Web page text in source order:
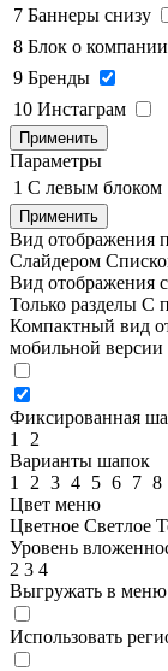
7 Баннеры снизу
8 Блок о компании
9 Бренды
10 Инстаграм
Применить
Параметры
1 C левым блоком
Применить
Вид отображения
Слайдером
Вид отображения
Только разделы С
Компактный вид
мобильной версии
Фиксированная
1
2
Варианты шапок
1
2 3 4 5 6 7 8
Цвет меню
Цветное Светлое
Уровень
2 3 4
Выгружать в
Использовать